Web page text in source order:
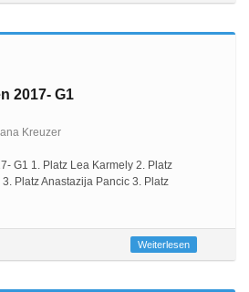
2017- G1
Kreuzer
G1 1. Platz Lea Karmely 2. Platz
Platz Anastazija Pancic 3. Platz
Weiterlesen